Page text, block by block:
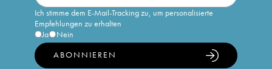
Ich stimme dem E-Mail-Tracking zu, um personalisierte
Empfehlungen zu erhalten
Ja
Nein
ABONNIEREN